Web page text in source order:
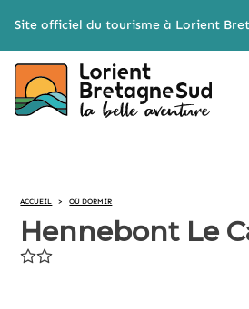
Site officiel du tourisme à Lorient
ACCUEIL > OÙ DORMIR
Hennebont Le